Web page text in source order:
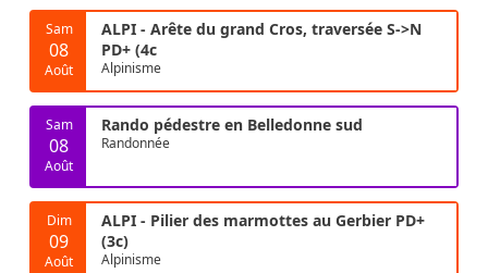
Sam
08
Août
ALPI - Arête du grand Cros, traversée S->N
PD+ (4c
Alpinisme
Sam
08
Août
Rando pédestre en Belledonne sud
Randonnée
Dim
09
Août
ALPI - Pilier des marmottes au Gerbier PD+
(3c)
Alpinisme